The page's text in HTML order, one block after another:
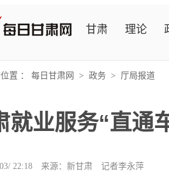
甘肃 理论
置 ： 每日甘肃网 > 政务 > 厅局报道
就业服务“直通
22:18 来源：新甘肃 记者李永萍